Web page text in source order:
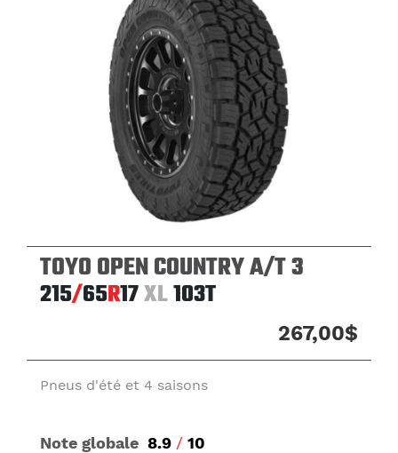
TOYO OPEN COUNTRY A/T 3
215/65R17XL103T
267,00$
Pneus d'été et 4 saisons
Note globale 8.9 / 10